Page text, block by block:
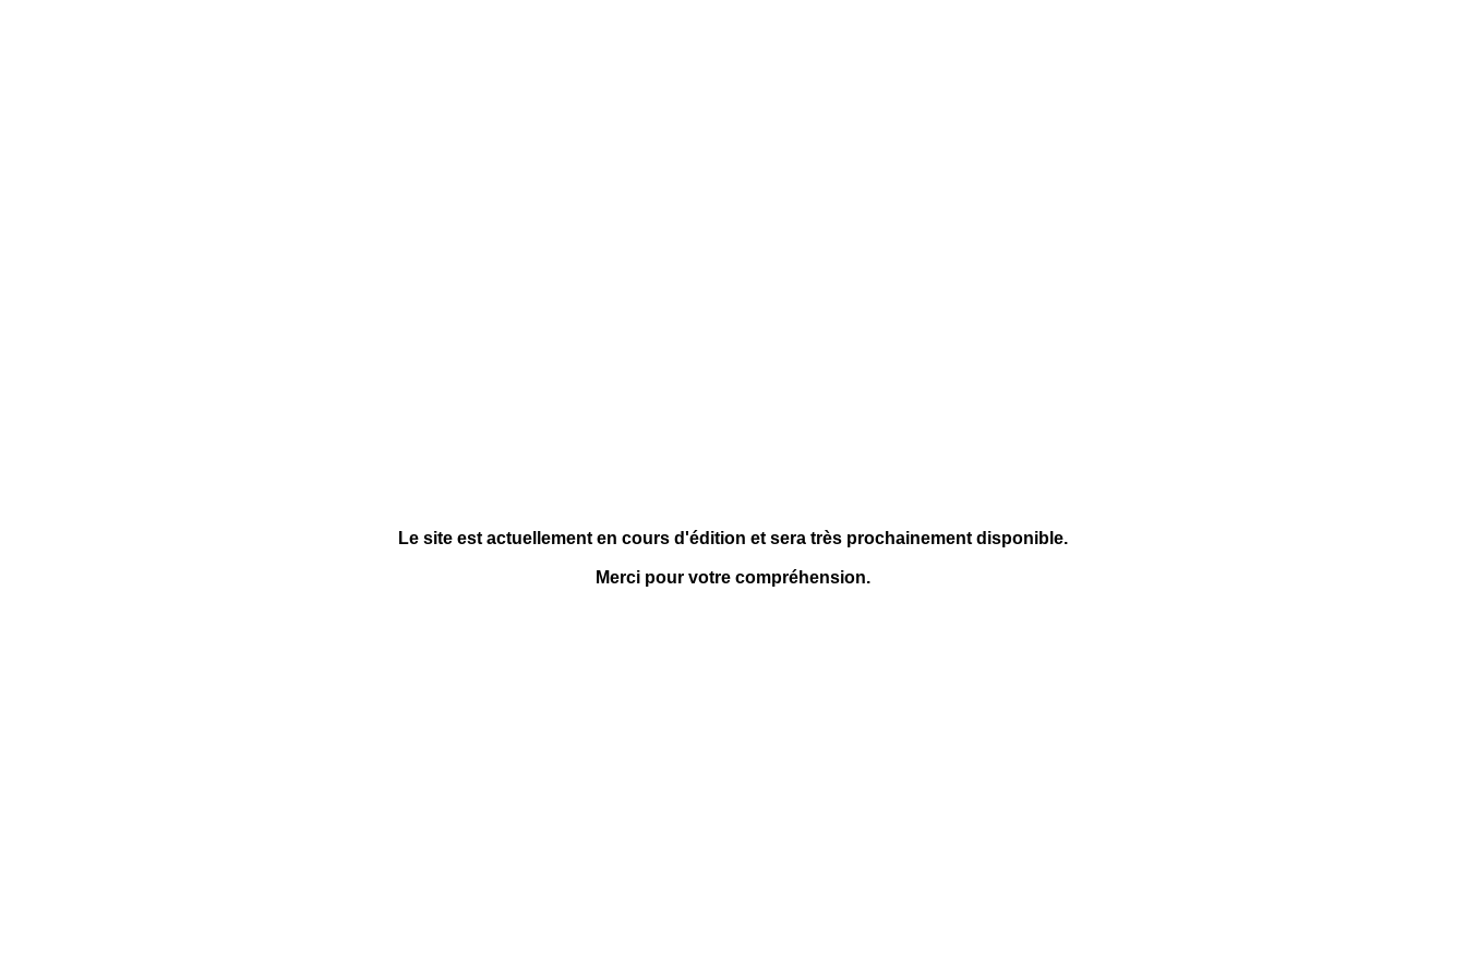
Le site est actuellement en cours d'édition et sera très prochainement disponible.
Merci pour votre compréhension.